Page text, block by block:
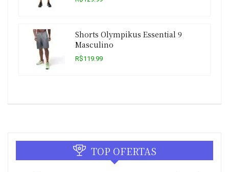
Shorts Olympikus Essential 9
Masculino
R$119.99
TOP OFERTAS